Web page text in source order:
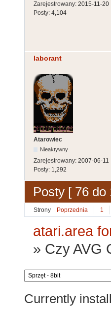
Zarejestrowany: 2015-11-20
Posty: 4,104
laborant
Atarowiec
Nieaktywny
Zarejestrowany: 2007-06-11
Posty: 1,292
Posty [ 76 do
Strony Poprzednia 1
atari.area
» Czy AVG
Currently